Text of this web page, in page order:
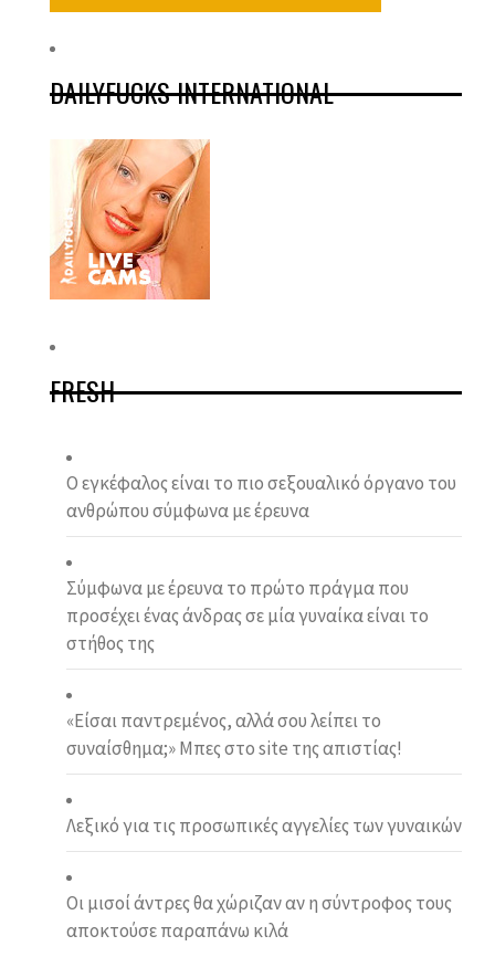
DAILYFUCKS INTERNATIONAL
FRESH
O εγκέφαλος είναι το πιο σεξουαλικό όργανο του
ανθρώπου σύμφωνα με έρευνα
Σύμφωνα με έρευνα το πρώτο πράγμα που
προσέχει ένας άνδρας σε μία γυναίκα είναι το
στήθος της
«Είσαι παντρεµένος, αλλά σου λείπει το
συναίσθηµα;» Μπες στο site της απιστίας!
Λεξικό για τις προσωπικές αγγελίες των γυναικών
Οι μισοί άντρες θα χώριζαν αν η σύντροφος τους
αποκτούσε παραπάνω κιλά